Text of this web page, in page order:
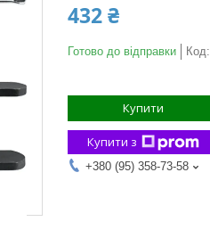
432 ₴
Готово до відправки Код:
Купити
Купити з
+380 (95) 358-73-58